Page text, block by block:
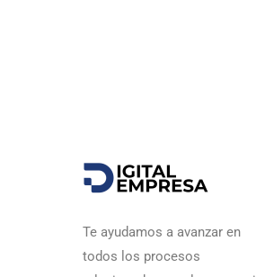
Te ayudamos a avanzar en
todos los procesos